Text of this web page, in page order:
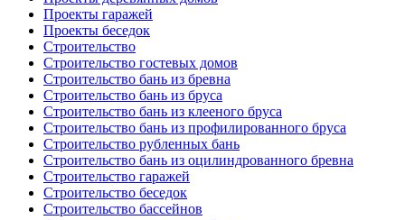
Проекты гаражей
Проекты беседок
Строительство
Строительство гостевых домов
Строительство бань из бревна
Строительство бань из бруса
Строительство бань из клееного бруса
Строительство бань из профилированного бруса
Строительство рубленных бань
Строительство бань из оцилиндрованного бревна
Строительство гаражей
Строительство беседок
Строительство бассейнов